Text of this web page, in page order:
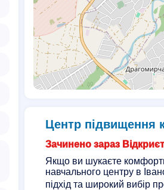
Центр підвищення
Зачинено зараз
Якщо ви шукаєте
навчального центру в
підхід та широкий вибір